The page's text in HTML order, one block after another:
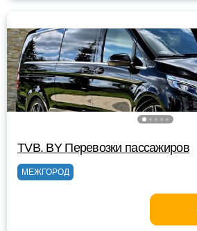
TVB. BY Перевозки пассажиров
МЕЖГОРОД